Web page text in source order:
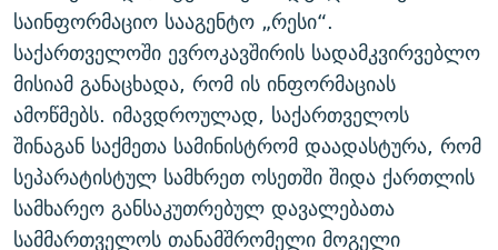
საინფორმაციო სააგენტო „რესი“.
საქართველოში ევროკავშირის სადამკვირვებლო
მისიამ განაცხადა, რომ ის ინფორმაციას
ამოწმებს. იმავდროულად, საქართველოს
შინაგან საქმეთა სამინისტრომ დაადასტურა, რომ
სეპარატისტულ სამხრეთ ოსეთში შიდა ქართლის
სამხარეო განსაკუთრებულ დავალებათა
სამმართველოს თანამშრომელი მოგელი